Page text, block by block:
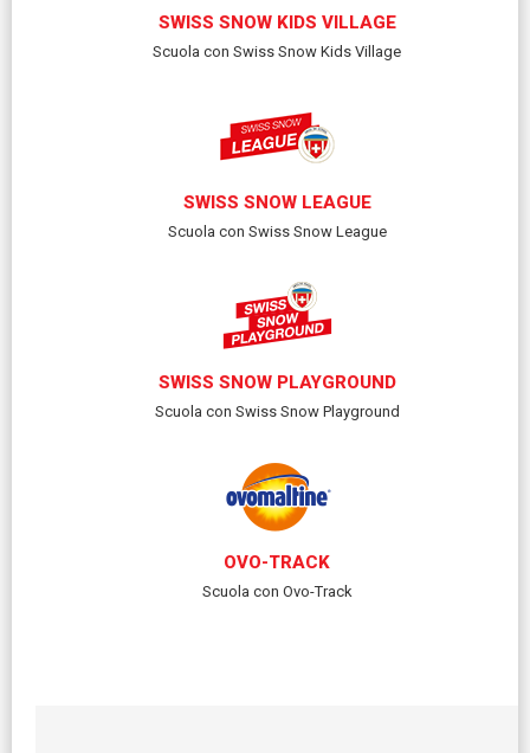
SWISS SNOW KIDS VILLAGE
Scuola con Swiss Snow Kids Village
SWISS SNOW LEAGUE
Scuola con Swiss Snow League
SWISS SNOW PLAYGROUND
Scuola con Swiss Snow Playground
OVO-TRACK
Scuola con Ovo-Track